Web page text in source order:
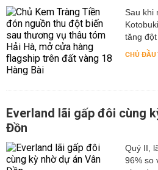
Sau khi
tăng đột
CHỦ ĐẦU
Everland lãi gấp đôi cùng
Đồn
Quý II,
96% so